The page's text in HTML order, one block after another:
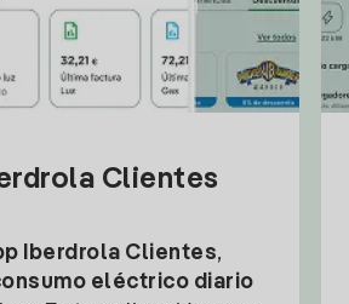
Clientes
Iberdrola Clientes,
eléctrico diario